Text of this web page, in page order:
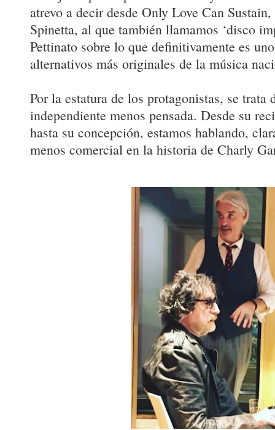
atrevo a decir desde Only Love Can
Spinetta, al que también llamamos ‘disco
Pettinato sobre lo que definitivamente es
alternativos más originales de la música
Por la estatura de los protagonistas, se trata
independiente menos pensada. Desde su
hasta su concepción, estamos hablando,
menos comercial en la historia de Charly